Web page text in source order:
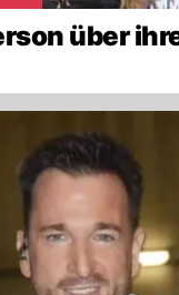
über